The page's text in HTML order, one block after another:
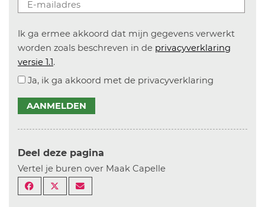
Ik ga ermee akkoord dat mijn gegevens verwerkt
worden zoals beschreven in de privacyverklaring
versie 1.1.
Ja, ik ga akkoord met de privacyverklaring
AANMELDEN
Deel deze pagina
Vertel je buren over Maak Capelle